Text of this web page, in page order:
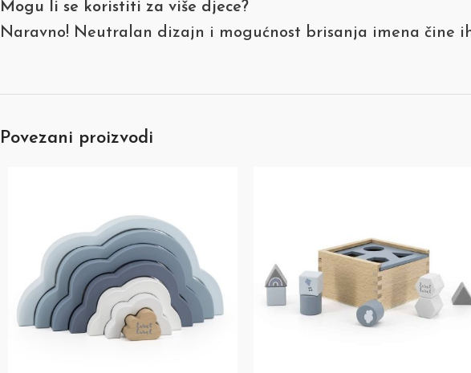
Mogu li se koristiti za više djece?
Naravno! Neutralan dizajn i mogućnost brisanja imena čine
Povezani proizvodi